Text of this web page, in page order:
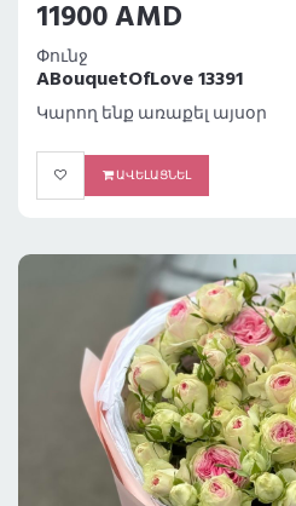
11900 AMD
Փունջ
ABouquetOfLove 13391
Կարող ենք առաքել այսօր
ԱՎԵԼԱՑՆԵԼ